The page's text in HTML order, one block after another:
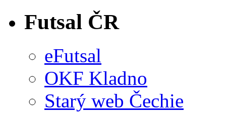
Futsal ČR
eFutsal
OKF Kladno
Starý web Čechie